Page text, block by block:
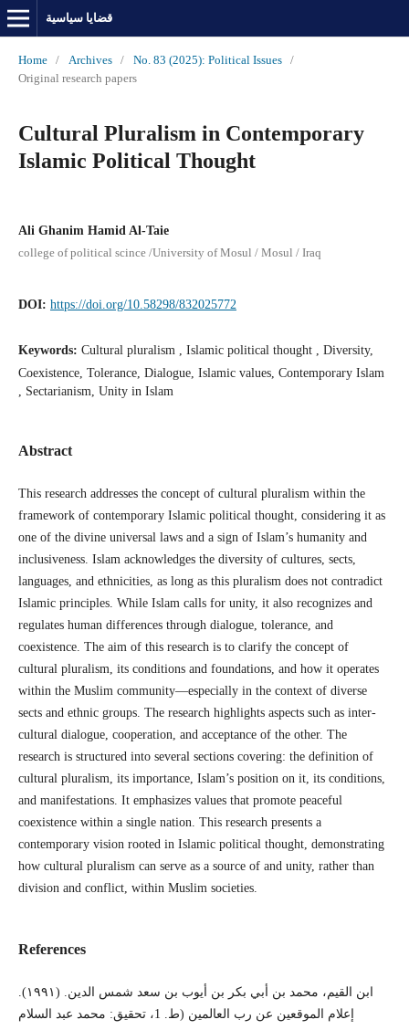
قضايا سياسية
Home / Archives / No. 83 (2025): Political Issues
/
Original research papers
Cultural Pluralism in Contemporary
Islamic Political Thought
Ali Ghanim Hamid Al-Taie
college of political scince /University of Mosul / Mosul / Iraq
DOI: https://doi.org/10.58298/832025772
Keywords: Cultural pluralism , Islamic political thought , Diversity,
Coexistence, Tolerance, Dialogue, Islamic values, Contemporary Islam
, Sectarianism, Unity in Islam
Abstract
This research addresses the concept of cultural pluralism within the
framework of contemporary Islamic political thought, considering it as
one of the divine universal laws and a sign of Islam’s humanity and
inclusiveness. Islam acknowledges the diversity of cultures, sects,
languages, and ethnicities, as long as this pluralism does not contradict
Islamic principles. While Islam calls for unity, it also recognizes and
regulates human differences through dialogue, tolerance, and
coexistence. The aim of this research is to clarify the concept of
cultural pluralism, its conditions and foundations, and how it operates
within the Muslim community—especially in the context of diverse
sects and ethnic groups. The research highlights aspects such as inter-
cultural dialogue, cooperation, and acceptance of the other. The
research is structured into several sections covering: the definition of
cultural pluralism, its importance, Islam’s position on it, its conditions,
and manifestations. It emphasizes values that promote peaceful
coexistence within a single nation. This research presents a
contemporary vision rooted in Islamic political thought, demonstrating
how cultural pluralism can serve as a source of and unity, rather than
division and conflict, within Muslim societies.
References
ابن القيم، محمد بن أبي بكر بن أيوب بن سعد شمس الدين. (١٩٩١).
إعلام الموقعين عن رب العالمين (ط. 1، تحقيق: محمد عبد السلام